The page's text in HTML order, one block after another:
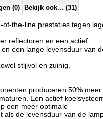
gemaakt van zilver-
Kit
armatuur met prestaties.
gecombineerd in een edel
hoogtepunt. Speciaal
actieve koeling leveren
kunnen T5
(0) Bekijk ook... (31)
the-line prestaties tegen
reflectoren en een actief
een lange levensduur van
stijlvol en zuinig.
produceren 50% meer
Een actief
een meer optimale
als de levensduur van de